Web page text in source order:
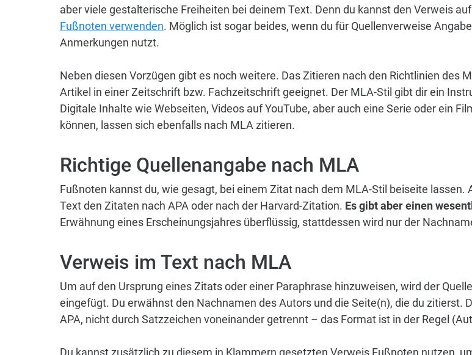
aber viele gestalterische Freiheiten bei deinem Text. Denn du kannst den Verweis
Fußnoten verwenden. Möglich ist sogar beides, wenn du für Quellenverweise
Anmerkungen nutzt.
Neben diesen Vorzügen gibt es noch weitere. Das Zitieren nach den Richtlinien des
Artikel in einer Zeitschrift bzw. Fachzeitschrift geeignet. Der MLA-Stil gibt dir ein
Digitale Inhalte wie Webseiten, Videos auf YouTube, aber auch eine Serie oder ein
können, lassen sich ebenfalls nach MLA zitieren.
Richtige Quellenangabe nach MLA
Fußnoten kannst du, wie gesagt, bei einem Zitat nach dem MLA-Stil beiseite
Text den Zitaten nach APA oder nach der Harvard-Zitation. Es gibt aber einen
Erwähnung eines Erscheinungsjahres überflüssig, stattdessen wird nur der
Verweis im Text nach MLA
Um auf den Ursprung eines Zitats oder einer Paraphrase hinzuweisen, wird der
eingefügt. Du erwähnst den Nachnamen des Autors und die Seite(n), die du zitierst.
APA, nicht durch Satzzeichen voneinander getrennt – das Format ist in der Regel
Du kannst zusätzlich zu diesem in Klammern gesetzten Verweis Fußnoten nutzen,